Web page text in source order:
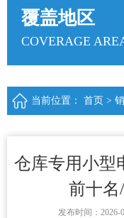
覆盖地区
COVERAGE
当前位置： 首页 >
仓库专用小型
前十名
发布时间：